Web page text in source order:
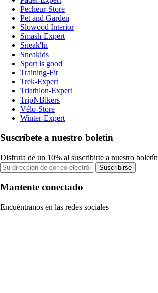
Pecheur-Store
Pet and Garden
Slowood Interior
Smash-Expert
Sneak'In
Sneakids
Sport is good
Training-Fit
Trek-Expert
Triathlon-Expert
TripNBikers
Vélo-Store
Winter-Expert
Suscríbete a nuestro boletín
Disfruta de un 10% al suscribirte a nuestro boletín
Suscribirse
Mantente conectado
Encuéntranos en las redes sociales